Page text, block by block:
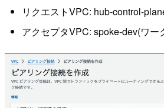
リクエストVPC: hub-control-
アクセプタVPC: spoke-dev(ワー